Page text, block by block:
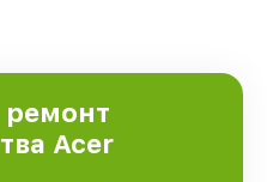
ремонт
Acer